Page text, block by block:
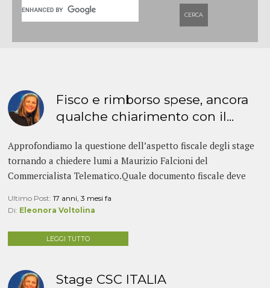
CERCA
Fisco e rimborso spese, ancora
qualche chiarimento con il...
Approfondiamo la questione dell’aspetto fiscale degli stage
tornando a chiedere lumi a Maurizio Falcioni del
Commercialista Telematico.Quale documento fiscale deve
Ultimo Post:17 anni, 3 mesi fa
Di: Eleonora Voltolina
LEGGI TUTTO
Stage CSC ITALIA